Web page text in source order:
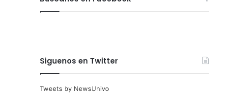
Siguenos en Twitter
Tweets by NewsUnivo